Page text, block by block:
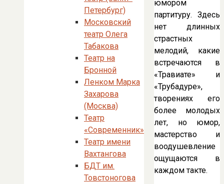
юмором
партитуру. Здесь
нет длинных
страстных
мелодий, какие
встречаются в
«Травиате» и
«Трубадуре»,
творениях его
более молодых
лет, но юмор,
мастерство и
воодушевление
ощущаются в
каждом такте.
Петербург)
Московский
театр Олега
Табакова
Театр на
Бронной
Ленком Марка
Захарова
(Москва)
Театр
«Современник»
Театр имени
Вахтангова
БДТ им.
Товстоногова